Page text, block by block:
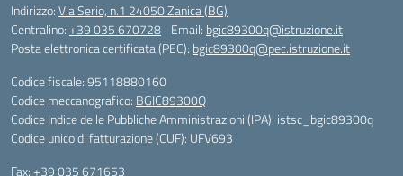
Indirizzo:Via Serio, n.1 24050 Zanica (BG)
Centralino:+39 035 670728 Email: bgic89300q@istruzione.it
Posta elettronica certificata (PEC): bgic89300q@pec.istruzione.it
Codice fiscale: 95118880160
Codice meccanografico: BGIC89300Q
Codice Indice delle Pubbliche Amministrazioni (IPA): istsc_bgic89300q
Codice unico di fatturazione (CUF): UFV693
Fax: +39 035 671653